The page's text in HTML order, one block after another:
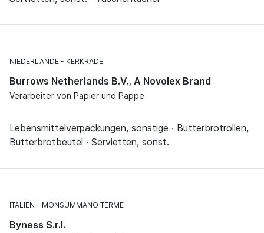
NIEDERLANDE KERKRADE
Burrows Netherlands B.V., A Novolex Brand
Verarbeiter von Papier und Pappe
Lebensmittelverpackungen, sonstige · Butterbrotrollen,
Butterbrotbeutel · Servietten, sonst.
ITALIEN MONSUMMANO TERME
Byness S.r.l.